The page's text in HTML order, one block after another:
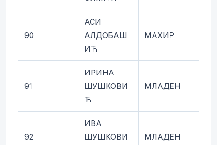
90
АСИ
АЛДОБАШ
ИЋ
МАХИР
91
ИРИНА
ШУШКОВИ
Ћ
МЛАДЕН
92
ИВА
ШУШКОВИ
МЛАДЕН